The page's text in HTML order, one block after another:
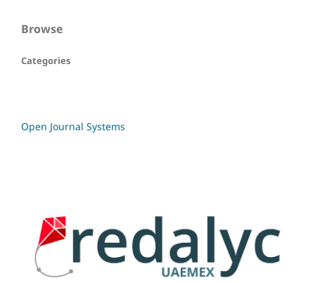
Browse
Categories
Open Journal Systems